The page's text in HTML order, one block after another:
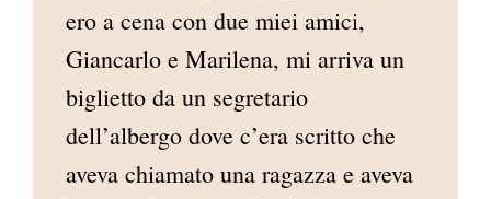
ero a cena con due miei amici,
Giancarlo e Marilena, mi arriva un
biglietto da un segretario
dell’albergo dove c’era scritto che
aveva chiamato una ragazza e aveva